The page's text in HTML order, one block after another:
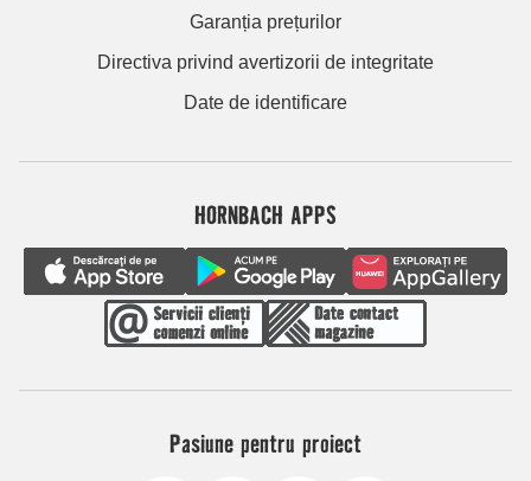
Garanția prețurilor
Directiva privind avertizorii de integritate
Date de identificare
HORNBACH APPS
Pasiune pentru proiect